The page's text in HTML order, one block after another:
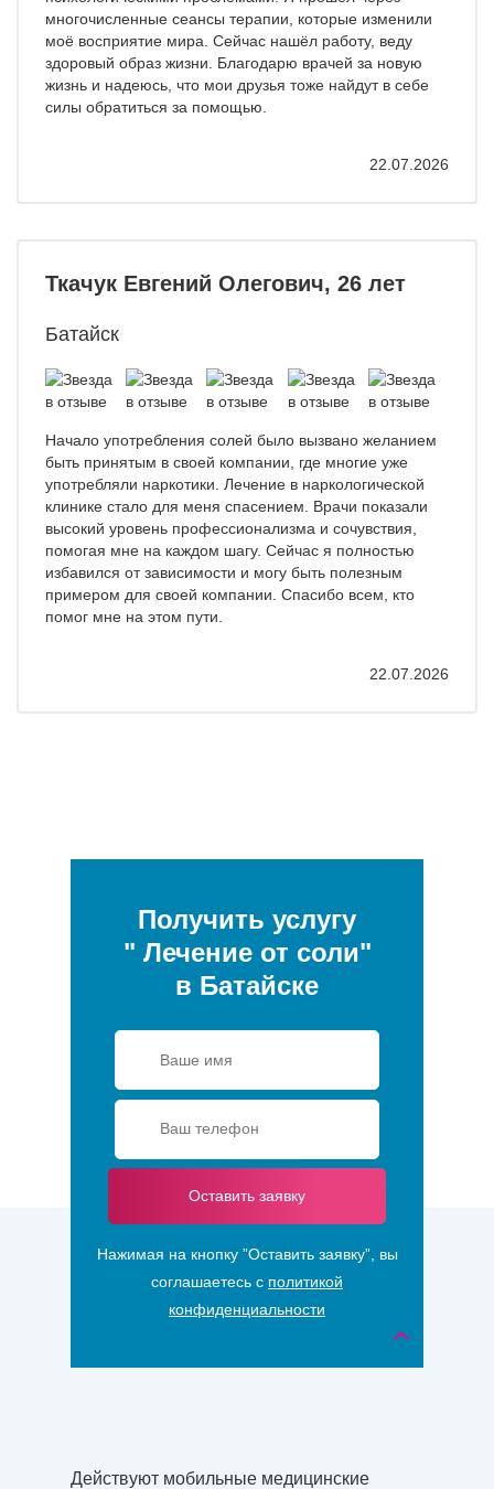
многочисленные сеансы терапии, которые изменили
моё восприятие мира. Сейчас нашёл работу, веду
здоровый образ жизни. Благодарю врачей за новую
жизнь и надеюсь, что мои друзья тоже найдут в себе
силы обратиться за помощью.
22.07.2026
Ткачук Евгений Олегович, 26 лет
Батайск
Начало употребления солей было вызвано желанием
быть принятым в своей компании, где многие уже
употребляли наркотики. Лечение в наркологической
клинике стало для меня спасением. Врачи показали
высокий уровень профессионализма и сочувствия,
помогая мне на каждом шагу. Сейчас я полностью
избавился от зависимости и могу быть полезным
примером для своей компании. Спасибо всем, кто
помог мне на этом пути.
22.07.2026
Получить услугу
" Лечение от соли"
в Батайске
Оставить заявку
Нажимая на кнопку ”Оставить заявку”, вы
соглашаетесь с политикой
конфиденциальности
Действуют мобильные медицинские